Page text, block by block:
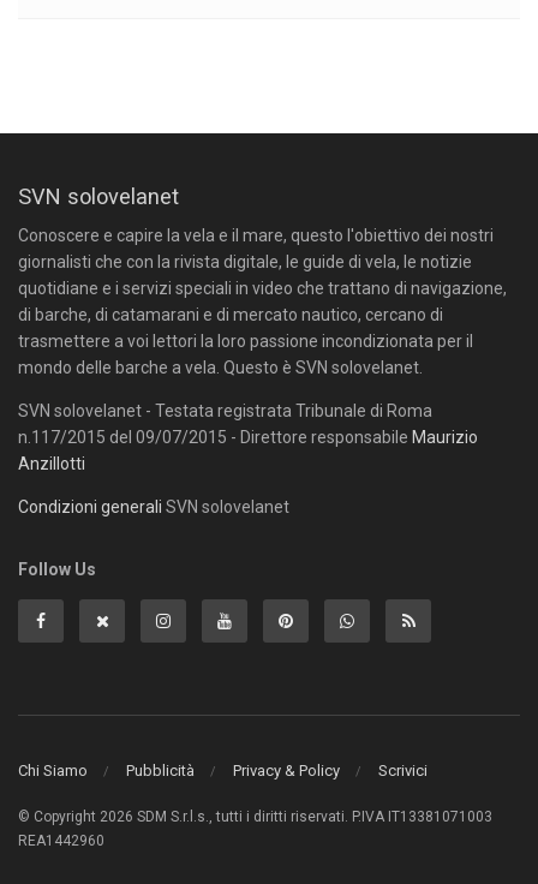
SVN solovelanet
Conoscere e capire la vela e il mare, questo l'obiettivo dei nostri
giornalisti che con la rivista digitale, le guide di vela, le notizie
quotidiane e i servizi speciali in video che trattano di navigazione,
di barche, di catamarani e di mercato nautico, cercano di
trasmettere a voi lettori la loro passione incondizionata per il
mondo delle barche a vela. Questo è SVN solovelanet.
SVN solovelanet - Testata registrata Tribunale di Roma
n.117/2015 del 09/07/2015 - Direttore responsabile Maurizio
Anzillotti
Condizioni generali SVN solovelanet
Follow Us
Chi Siamo Pubblicità Privacy & Policy Scrivici
© Copyright 2026 SDM S.r.l.s., tutti i diritti riservati. P.IVA IT13381071003
REA1442960